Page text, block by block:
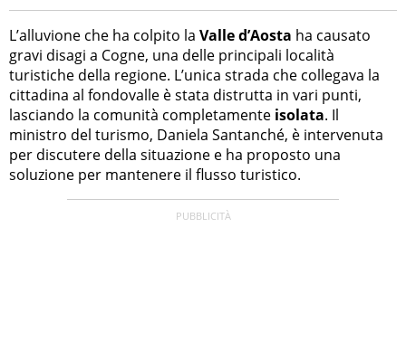
Lavorare con le storie è la mia missione! Specializzata in
storytelling di viaggi, lavoro come editor di narrativa e
coach di scrittura creativa.
L’alluvione che ha colpito la Valle d’Aosta ha causato
gravi disagi a Cogne, una delle principali località
turistiche della regione. L’unica strada che collegava la
cittadina al fondovalle è stata distrutta in vari punti,
lasciando la comunità completamente isolata. Il
ministro del turismo, Daniela Santanché, è intervenuta
per discutere della situazione e ha proposto una
soluzione per mantenere il flusso turistico.